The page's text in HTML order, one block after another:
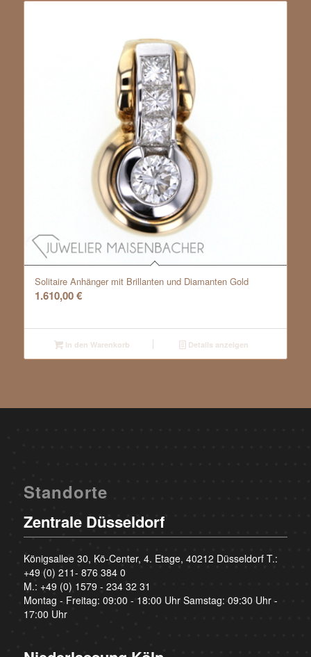
Solitaire Anhänger mit Brillanten und Diamanten Gold
1.610,00€
In den Warenkorb Details anzeigen
Standorte
Zentrale Düsseldorf
Königsallee 30, Kö-Center, 4. Etage, 40212 Düsseldorf T.:
+49 (0) 211- 876 384 0
M.: +49 (0) 1579 - 234 32 31
Montag - Freitag: 09:00 - 18:00 Uhr Samstag: 09:30 Uhr -
17:00 Uhr